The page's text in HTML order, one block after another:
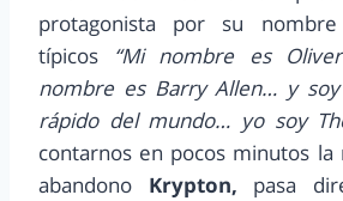
protagonista por su nombre
típicos
“Mi nombre es
nombre es Barry Allen… y
rápido del mundo… yo soy
contarnos en pocos minutos la
abandono Krypton, pasa